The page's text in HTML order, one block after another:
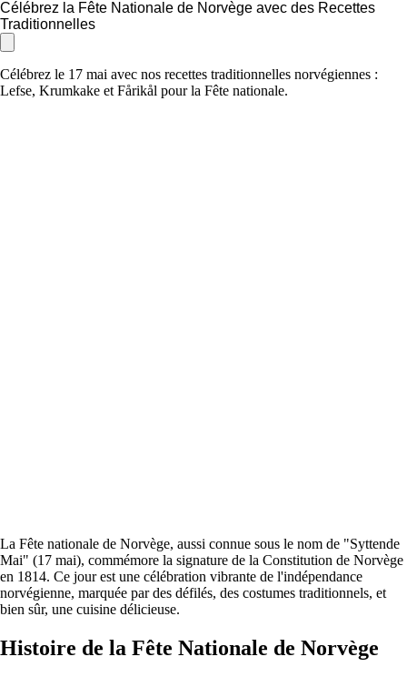
Célébrez la Fête Nationale de Norvège avec des Recettes
Traditionnelles
Célébrez le 17 mai avec nos recettes traditionnelles norvégiennes :
Lefse, Krumkake et Fårikål pour la Fête nationale.
La Fête nationale de Norvège, aussi connue sous le nom de "Syttende
Mai" (17 mai), commémore la signature de la Constitution de Norvège
en 1814. Ce jour est une célébration vibrante de l'indépendance
norvégienne, marquée par des défilés, des costumes traditionnels, et
bien sûr, une cuisine délicieuse.
Histoire de la Fête Nationale de Norvège